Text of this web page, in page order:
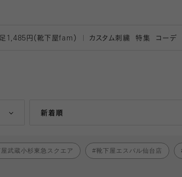
足1,485円（靴下屋fam） カスタム刺繍 特集 コーデ
新着順
人気ランキング順
屋武蔵小杉東急スクエア 靴下屋エスパル仙台店